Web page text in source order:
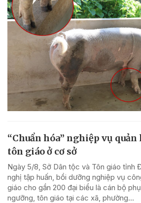
“Chuẩn hóa” nghiệp vụ
tôn giáo ở cơ sở
Ngày 5/8, Sở Dân tộc và Tôn giáo tỉnh
nghị tập huấn, bồi dưỡng nghiệp vụ
giáo cho gần 200 đại biểu là cán bộ
ngưỡng, tôn giáo tại các xã, phường...